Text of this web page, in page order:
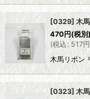
[0329] 木
470円(税別)
(税込: 517円
木馬リボン
[0323] 木